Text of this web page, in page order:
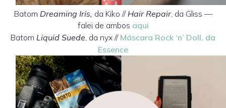
Batom Dreaming Iris, da Kiko // Hair Repair, da Gliss —
falei de ambos aqui
Batom Liquid Suede , da nyx // Máscara Rock ‘n’ Doll, da
Essence